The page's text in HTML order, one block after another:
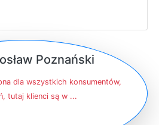
Poznański
dla wszystkich konsumentów,
tutaj klienci są w ...